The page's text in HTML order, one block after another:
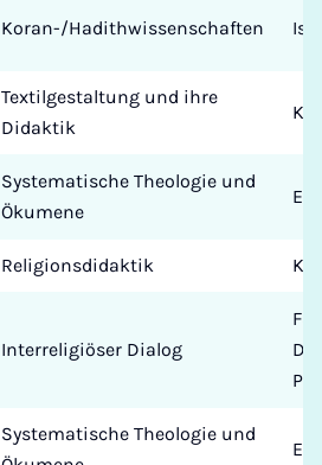
Koran-/Hadithwissenschaften
Textilgestaltung und ihre
Didaktik
Systematische Theologie und
Ökumene
Religionsdidaktik
Interreligiöser Dialog
Systematische Theologie und